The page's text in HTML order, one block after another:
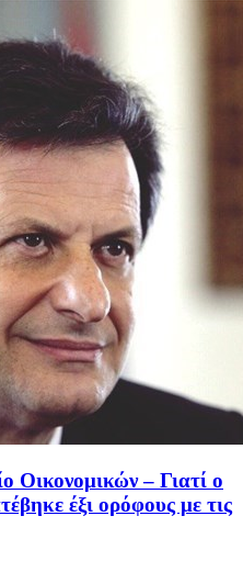
Οικονομικών – Γιατί ο
έξι ορόφους με τις